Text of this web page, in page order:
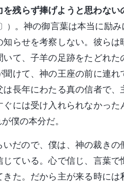
残らず捧げようと思わない
） 。神の御言葉は本当に励
らせを考察しない。彼ら
て、子羊の足跡をたどれ
けて、神の王座の前に連
長年にわたる真の信者で
には受け入れられなかっ
僕の本分だ。
だので、僕は、神の裁き
ている。心で信じ、言葉
た。だから主が来る時に